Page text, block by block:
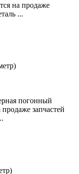
на продаже
...
погонный
запчастей